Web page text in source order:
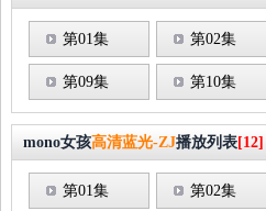
第01集 第02集
第09集 第10集
mono女孩高清蓝光-ZJ播放列表[12]
第01集 第02集